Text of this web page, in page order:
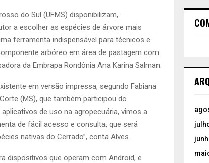
do Sul (UFMS) disponibilizam,
a escolher as espécies de árvore mais
ferramenta indispensável para técnicos e
arbóreo em área de pastagem com
da Embrapa Rondônia Ana Karina Salman.
em versão impressa, segundo Fabiana
(MS), que também participou do
de uso na agropecuária, vimos a
de fácil acesso e consulta, que será
nativas do Cerrado”, conta Alves.
dispositivos que operam com Android, e